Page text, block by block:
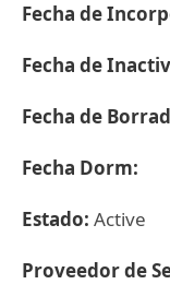
Fecha de
Fecha de
Fecha de
Fecha Dorm:
Estado: Active
Proveedor de